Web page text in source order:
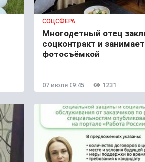
СОЦСФЕРА
Многодетный отец
соцконтракт и
фотосъёмкой
07 июля 09:45 1231